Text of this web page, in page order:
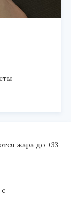
жара до +33